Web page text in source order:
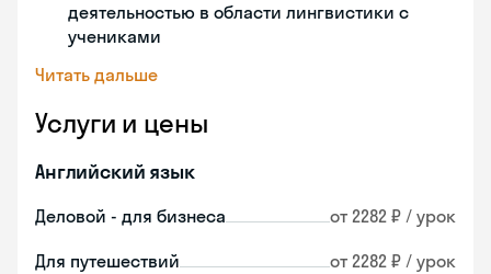
деятельностью в области лингвистики с
учениками
Читать дальше
Услуги и цены
Английский язык
Деловой - для бизнеса от 2282 ₽ / урок
Для путешествий от 2282 ₽ / урок